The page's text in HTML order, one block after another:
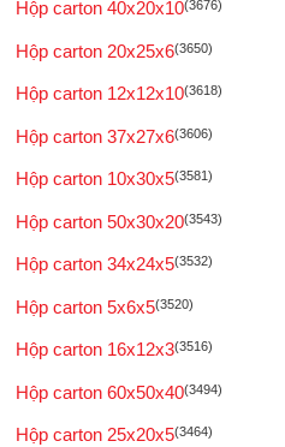
Hộp carton 40x20x10(3676)
Hộp carton 20x25x6(3650)
Hộp carton 12x12x10(3618)
Hộp carton 37x27x6(3606)
Hộp carton 10x30x5(3581)
Hộp carton 50x30x20(3543)
Hộp carton 34x24x5(3532)
Hộp carton 5x6x5(3520)
Hộp carton 16x12x3(3516)
Hộp carton 60x50x40(3494)
Hộp carton 25x20x5(3464)